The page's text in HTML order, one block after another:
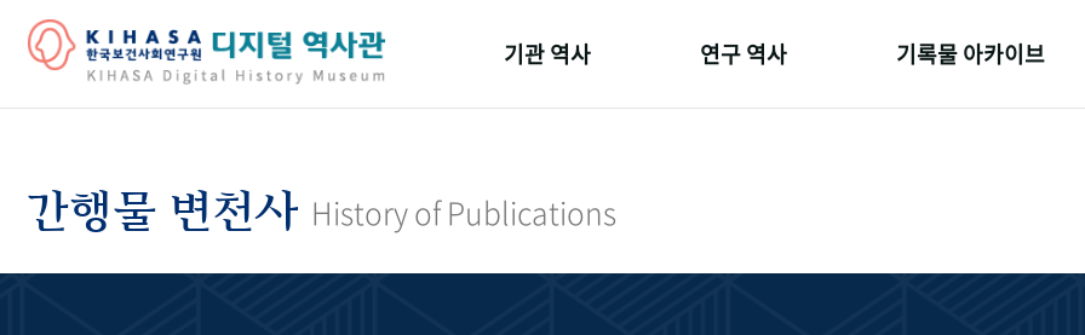
기관 역사
기관 변천사
연구 역사 기록물 아카이브
간행물 변천사 History of Publications